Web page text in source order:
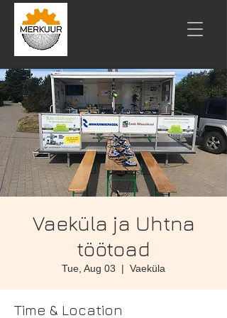
Vaeküla ja Uhtna
töötoad
Tue, Aug 03
  |
Vaeküla
Time & Location